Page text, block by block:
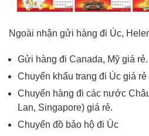
Ngoài nhận gửi hàng đi Úc,
Gửi hàng đi Canada, Mỹ giá rẻ.
Chuyển khẩu trang đi Úc giá rẻ
Chuyển hàng đi các nước
Lan, Singapore) giá rẻ.
Chuyển đồ bảo hộ đi Úc